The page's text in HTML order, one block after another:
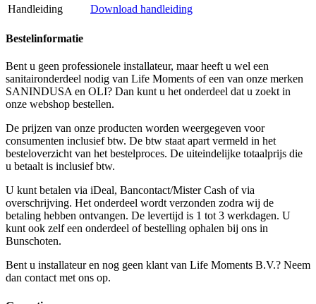
Handleiding
Download handleiding
Bestelinformatie
Bent u geen professionele installateur, maar heeft u wel een
sanitaironderdeel nodig van Life Moments of een van onze merken
SANINDUSA en OLI? Dan kunt u het onderdeel dat u zoekt in
onze webshop bestellen.
De prijzen van onze producten worden weergegeven voor
consumenten inclusief btw. De btw staat apart vermeld in het
besteloverzicht van het bestelproces. De uiteindelijke totaalprijs die
u betaalt is inclusief btw.
U kunt betalen via iDeal, Bancontact/Mister Cash of via
overschrijving. Het onderdeel wordt verzonden zodra wij de
betaling hebben ontvangen. De levertijd is 1 tot 3 werkdagen. U
kunt ook zelf een onderdeel of bestelling ophalen bij ons in
Bunschoten.
Bent u installateur en nog geen klant van Life Moments B.V.? Neem
dan contact met ons op.